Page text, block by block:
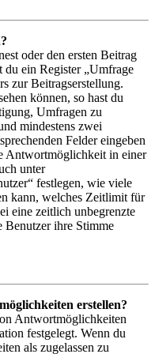
oder den ersten Beitrag
du ein Register „Umfrage
zur Beitragserstellung.
können, so hast du
Umfragen zu
mindestens zwei
Felder eingeben
Antwortmöglichkeit in einer
unter
festlegen, wie viele
kann, welches Zeitlimit für
eine zeitlich unbegrenzte
ihre Stimme
erstellen?
Antwortmöglichkeiten
festgelegt. Wenn du
als zugelassen zu